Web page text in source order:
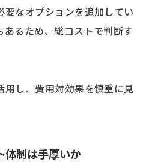
なオプションを追加してい
あるため、総コストで判断す
し、費用対効果を慎重に見
体制は手厚いか